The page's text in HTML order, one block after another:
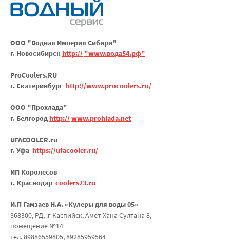
OОО "Водная Империя Сибири"
г. Новосибирск http:// "www.вода54.рф"
ProCoolers.RU
г. Екатеринбург http://www.procoolers.ru/
ООО "Прохлада"
г. Белгород http://www.prohlada.net
UFACOOLER.ru
г. Уфа https://ufacooler.ru/
ИП Королесов
г. Краснодар coolers23.ru
И.П Гамзаев Н.А. «Кулеры для воды 05»
368300, РД, .г Каспийск, Амет-Хана Султана 8,
помещение №14
тел. 89886559805, 89285959564